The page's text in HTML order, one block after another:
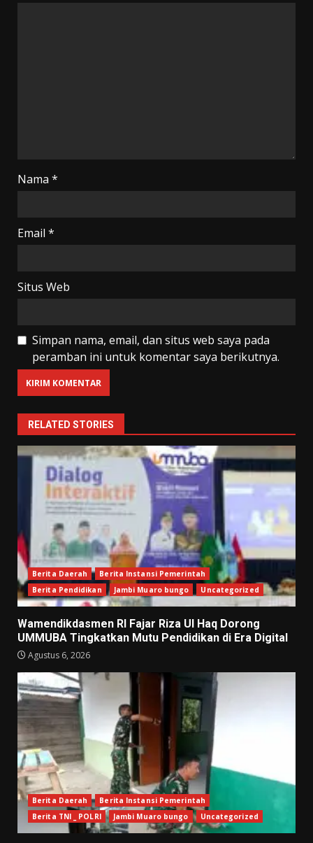
Nama *
Email *
Situs Web
Simpan nama, email, dan situs web saya pada
peramban ini untuk komentar saya berikutnya.
RELATED STORIES
Berita Daerah
Berita Instansi Pemerintah
Berita Pendidikan
Jambi Muaro bungo Uncategorized
Wamendikdasmen RI Fajar Riza Ul Haq Dorong
UMMUBA Tingkatkan Mutu Pendidikan di Era Digital
Agustus 6, 2026
Berita Daerah
Berita Instansi Pemerintah
Berita TNI _ POLRI
Jambi Muaro bungo Uncategorized